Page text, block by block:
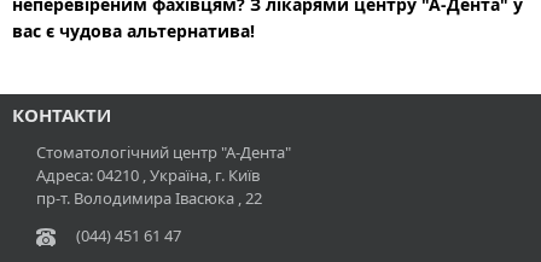
вас є чудова альтернатива!
КОНТАКТИ
Стоматологічний центр "А-Дента"
Адреса:04210 , Україна, г. Київ
пр-т. Володимира Івасюка , 22
(044) 451 61 47